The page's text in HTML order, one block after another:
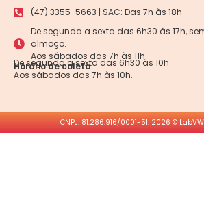
(47) 3355-5663 | SAC: Das 7h às 18h
De segunda a sexta das 6h30 às 17h,
almoço.
Aos sábados das 7h às 11h.
Horário de coleta
De segunda a sexta das 6h30 às 10h.
Aos sábados das 7h às 10h.
CNPJ: 81.286.916/0001-51. 2026 ©